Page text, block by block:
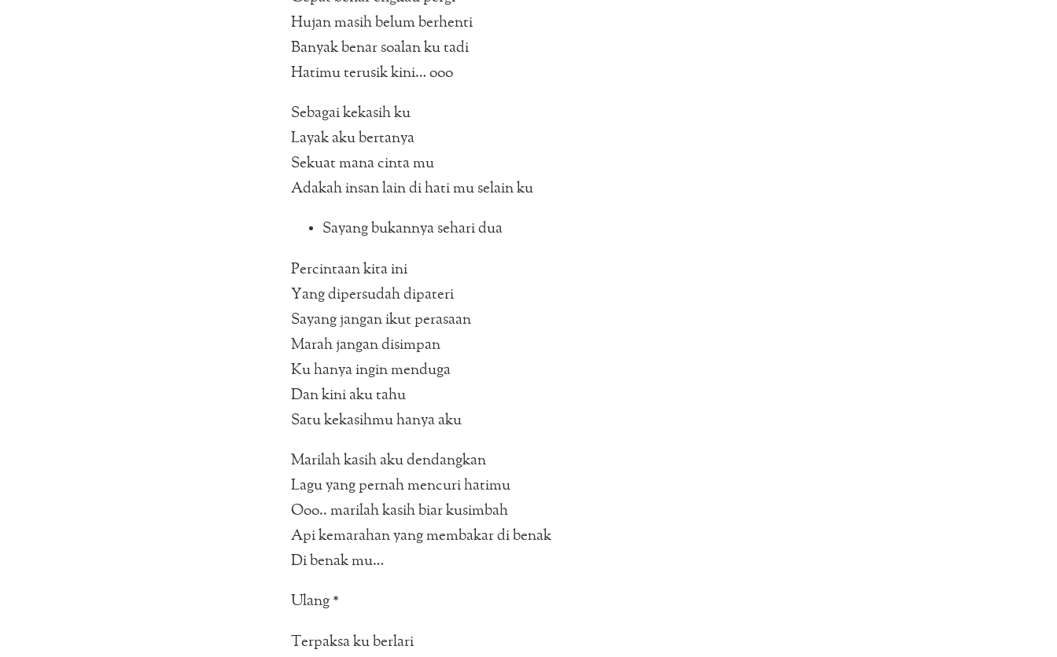
Hujan masih belum berhenti
Banyak benar soalan ku tadi
Hatimu terusik kini… ooo
Sebagai kekasih ku
Layak aku bertanya
Sekuat mana cinta mu
Adakah insan lain di hati mu selain ku
Sayang bukannya sehari dua
Percintaan kita ini
Yang dipersudah dipateri
Sayang jangan ikut perasaan
Marah jangan disimpan
Ku hanya ingin menduga
Dan kini aku tahu
Satu kekasihmu hanya aku
Marilah kasih aku dendangkan
Lagu yang pernah mencuri hatimu
Ooo.. marilah kasih biar kusimbah
Api kemarahan yang membakar di benak
Di benak mu…
Ulang *
Terpaksa ku berlari